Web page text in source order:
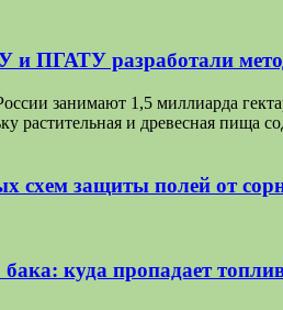
ПГАТУ разработали
занимают 1,5 миллиарда
растительная и древесная пища
схем защиты полей от
куда пропадает